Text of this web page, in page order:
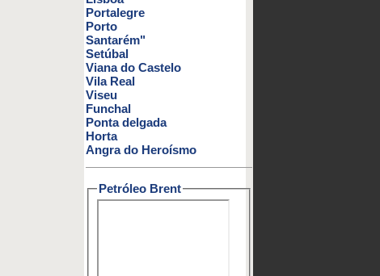
Portalegre
Porto
Santarém"
Setúbal
Viana do Castelo
Vila Real
Viseu
Funchal
Ponta delgada
Horta
Angra do Heroísmo
Petróleo Brent